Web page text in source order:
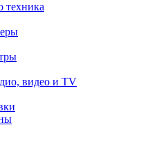
техника
видео и TV